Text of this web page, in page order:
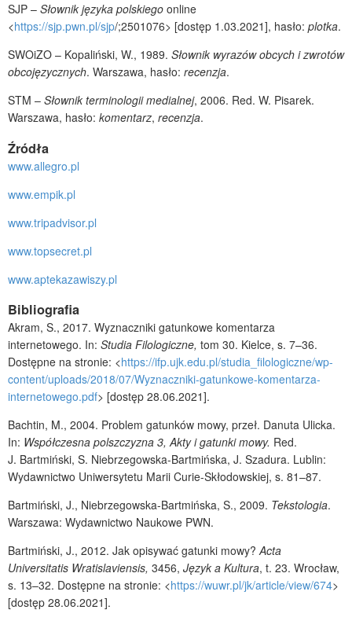
SJP – Słownik języka polskiego online
<https://sjp.pwn.pl/sjp/;2501076> [dostęp 1.03.2021], hasło: plotka.
SWOiZO – Kopaliński, W., 1989. Słownik wyrazów obcych i zwrotów
obcojęzycznych. Warszawa, hasło: recenzja.
STM – Słownik terminologii medialnej, 2006. Red. W. Pisarek.
Warszawa, hasło: komentarz, recenzja.
Źródła
www.allegro.pl
www.empik.pl
www.tripadvisor.pl
www.topsecret.pl
www.aptekazawiszy.pl
Bibliografia
Akram, S., 2017. Wyznaczniki gatunkowe komentarza
internetowego. In: Studia Filologiczne, tom 30. Kielce, s. 7–36.
Dostępne na stronie: <https://ifp.ujk.edu.pl/studia_filologiczne/wp-
content/uploads/2018/07/Wyznaczniki-gatunkowe-komentarza-
internetowego.pdf> [dostęp 28.06.2021].
Bachtin, M., 2004. Problem gatunków mowy, przeł. Danuta Ulicka.
In: Współczesna polszczyzna 3, Akty i gatunki mowy. Red.
J. Bartmiński, S. Niebrzegowska-Bartmińska, J. Szadura. Lublin:
Wydawnictwo Uniwersytetu Marii Curie-Skłodowskiej, s. 81–87.
Bartmiński, J., Niebrzegowska-Bartmińska, S., 2009. Tekstologia.
Warszawa: Wydawnictwo Naukowe PWN.
Bartmiński, J., 2012. Jak opisywać gatunki mowy? Acta
Universitatis Wratislaviensis, 3456, Język a Kultura, t. 23. Wrocław,
s. 13–32. Dostępne na stronie: <https://wuwr.pl/jk/article/view/674>
[dostęp 28.06.2021].